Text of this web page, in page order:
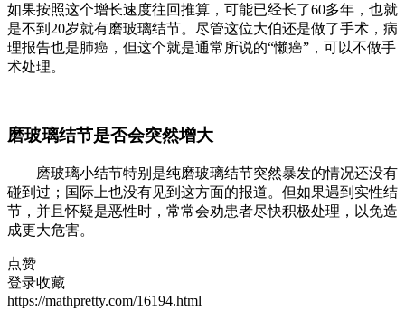
如果按照这个增长速度往回推算，可能已经长了60多年，也就
是不到20岁就有磨玻璃结节。尽管这位大伯还是做了手术，病
理报告也是肺癌，但这个就是通常所说的“懒癌”，可以不做手
术处理。
磨玻璃结节是否会突然增大
磨玻璃小结节特别是纯磨玻璃结节突然暴发的情况还没有
碰到过；国际上也没有见到这方面的报道。但如果遇到实性结
节，并且怀疑是恶性时，常常会劝患者尽快积极处理，以免造
成更大危害。
点赞
登录收藏
https://mathpretty.com/16194.html